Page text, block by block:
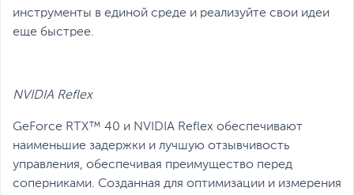
инструменты в единой среде и реализуйте свои идеи
еще быстрее.
NVIDIA Reflex
GeForce RTX™ 40 и NVIDIA Reflex обеспечивают
наименьшие задержки и лучшую отзывчивость
управления, обеспечивая преимущество перед
соперниками. Созданная для оптимизации и измерения